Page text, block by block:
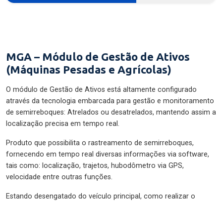
MGA – Módulo de Gestão de Ativos
(Máquinas Pesadas e Agrícolas)
O módulo de Gestão de Ativos está altamente configurado
através da tecnologia embarcada para gestão e monitoramento
de semirreboques: Atrelados ou desatrelados, mantendo assim a
localização precisa em tempo real.
Produto que possibilita o rastreamento de semirreboques,
fornecendo em tempo real diversas informações via software,
tais como: localização, trajetos, hubodômetro via GPS,
velocidade entre outras funções.
Estando desengatado do veículo principal, como realizar o